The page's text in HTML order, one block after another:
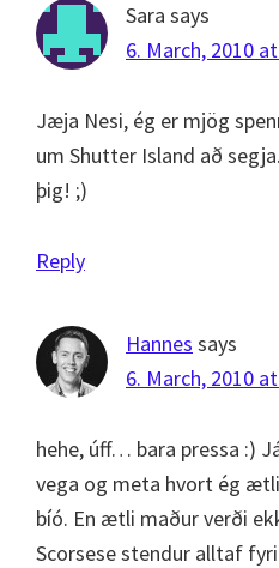
Sara says
6. March, 2010
Jæja Nesi, ég er mjög
um Shutter Island að
þig! ;)
Reply
Hannes says
6. March, 2010
hehe, úff… bara pressa :)
vega og meta hvort ég
bíó. En ætli maður verði
Scorsese stendur alltaf